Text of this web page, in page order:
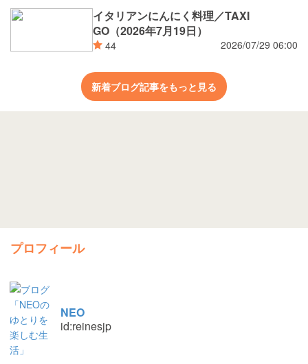
イタリアンにんにく料理／TAXI
GO（2026年7月19日）
44 2026/07/29 06:00
新着ブログ記事をもっと見る
プロフィール
NEO
id:reinesjp